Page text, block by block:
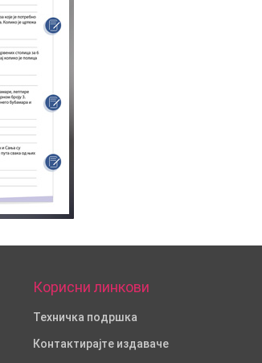
Корисни линкови
Техничка подршка
Контактирајте издаваче